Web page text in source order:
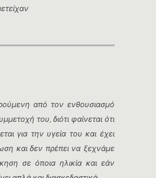
από τον ενθουσιασμό
του, διότι φαίνεται ότι
για την υγεία του και έχει
και δεν πρέπει να ξεχνάμε
σε όποια ηλικία και εάν